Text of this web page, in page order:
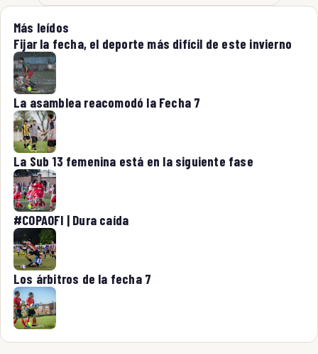
Más leídos
Fijar la fecha, el deporte más difícil de este invierno
La asamblea reacomodó la Fecha 7
La Sub 13 femenina está en la siguiente fase
#COPAOFI | Dura caída
Los árbitros de la fecha 7